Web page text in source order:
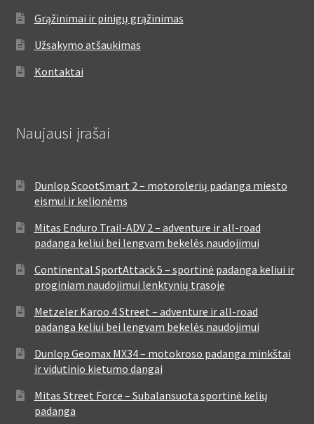
Grąžinimai ir pinigų grąžinimas
Užsakymo atšaukimas
Kontaktai
Naujausi įrašai
Dunlop ScootSmart 2 – motorolerių padanga miesto
eismui ir kelionėms
Mitas Enduro Trail-ADV 2 – adventure ir all-road
padanga keliui bei lengvam bekelės naudojimui
Continental SportAttack 5 – sportinė padanga keliui ir
proginiam naudojimui lenktynių trasoje
Metzeler Karoo 4 Street – adventure ir all-road
padanga keliui bei lengvam bekelės naudojimui
Dunlop Geomax MX34 – motokroso padanga minkštai
ir vidutinio kietumo dangai
Mitas Street Force – Subalansuota sportinė kelių
padanga